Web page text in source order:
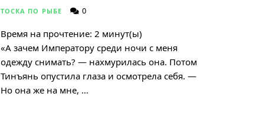
ТОСКА ПО РЫБЕ 0
Время на прочтение: 2 минут(ы)
«А зачем Императору среди ночи с меня
одежду снимать? — нахмурилась она. Потом
Тинъянь опустила глаза и осмотрела себя. —
Но она же на мне, …